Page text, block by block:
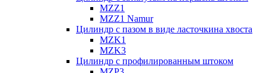
MZZ1
MZZ1 Namur
Цилиндр с пазом в виде ласточкина хвоста
MZK1
MZK3
Цилиндр с профилированным штоком